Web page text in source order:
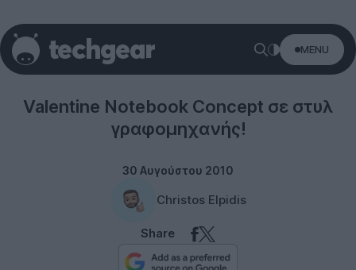
MENU
Valentine Notebook Concept σε στυλ
γραφομηχανής!
30 Αυγούστου 2010
Christos Elpidis
Share